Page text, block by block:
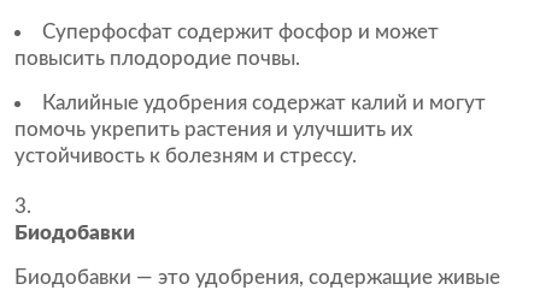
Суперфосфат содержит фосфор и может
повысить плодородие почвы.
Калийные удобрения содержат калий и могут
помочь укрепить растения и улучшить их
устойчивость к болезням и стрессу.
Биодобавки
Биодобавки — это удобрения, содержащие живые